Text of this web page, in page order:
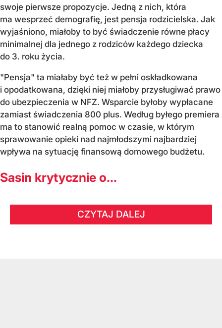
swoje pierwsze propozycje. Jedną z nich, która
ma wesprzeć demografię, jest pensja rodzicielska. Jak
wyjaśniono, miałoby to być świadczenie równe płacy
minimalnej dla jednego z rodziców każdego dziecka
do 3. roku życia.
"Pensja" ta miałaby być też w pełni oskładkowana
i opodatkowana, dzięki niej miałoby przysługiwać prawo
do ubezpieczenia w NFZ. Wsparcie byłoby wypłacane
zamiast świadczenia 800 plus. Według byłego premiera
ma to stanowić realną pomoc w czasie, w którym
sprawowanie opieki nad najmłodszymi najbardziej
wpływa na sytuację finansową domowego budżetu.
Sasin krytycznie o...
CZYTAJ DALEJ